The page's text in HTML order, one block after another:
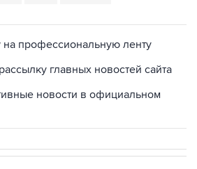
на профессиональную ленту
главных новостей сайта
новости в официальном